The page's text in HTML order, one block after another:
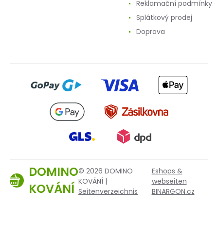
Reklamační podmínky
Splátkový prodej
Doprava
DOMINO
KOVÁNÍ
© 2026 DOMINO
KOVÁNÍ |
Seitenverzeichnis
Eshops &
webseiten
BINARGON.cz